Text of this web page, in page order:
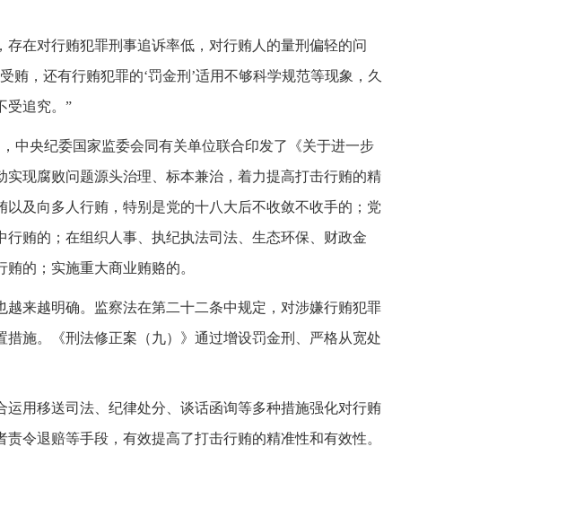
在对行贿犯罪刑事追诉率低，对行贿人的量刑偏轻的问
，还有行贿犯罪的‘罚金刑’适用不够科学规范等现象，久
受追究。”
中央纪委国家监委会同有关单位联合印发了《关于进一步
现腐败问题源头治理、标本兼治，着力提高打击行贿的精
及向多人行贿，特别是党的十八大后不收敛不收手的；党
贿的；在组织人事、执纪执法司法、生态环保、财政金
的；实施重大商业贿赂的。
来越明确。监察法在第二十二条中规定，对涉嫌行贿犯罪
施。《刑法修正案（九）》通过增设罚金刑、严格从宽处
用移送司法、纪律处分、谈话函询等多种措施强化对行贿
令退赔等手段，有效提高了打击行贿的精准性和有效性。